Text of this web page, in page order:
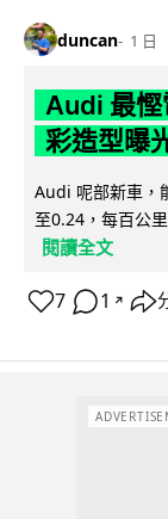
duncan 1 日
Audi 最
彩造型曝
Audi 呢部新車，
至0.24，每百公
閱讀全文
7 1 ↗